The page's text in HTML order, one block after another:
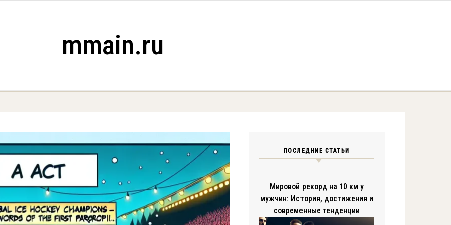
mmain.ru
ПОСЛЕДНИЕ СТАТЬИ
Мировой рекорд на 10 км у
мужчин: История, достижения и
современные тенденции